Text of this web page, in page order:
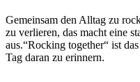
Gemeinsam den Alltag zu
zu verlieren, das macht eine
aus.“Rocking together“ ist
Tag daran zu erinnern.